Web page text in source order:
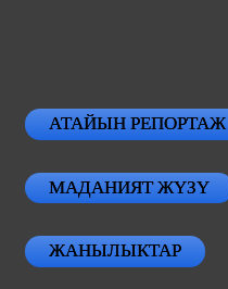
АТАЙЫН РЕПОРТАЖ
МАДАНИЯТ ЖҮЗҮ
ЖАНЫЛЫКТАР